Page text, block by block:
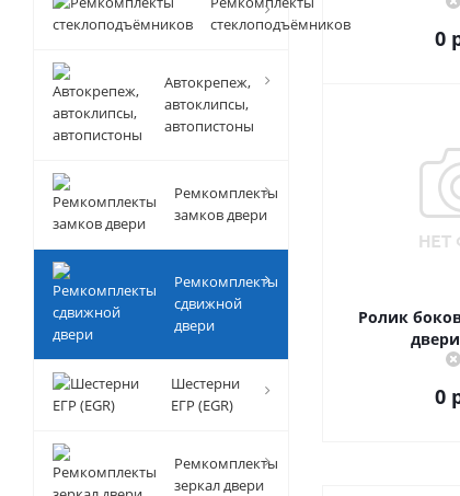
стеклоподъёмников
Автокрепеж,
автоклипсы,
автопистоны
Ремкомплекты
замков двери
Ремкомплекты
сдвижной
двери
Шестерни
ЕГР (EGR)
Ремкомплекты
зеркал двери
0
Ролик
0